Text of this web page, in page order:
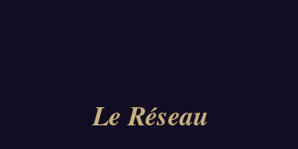
Le Réseau